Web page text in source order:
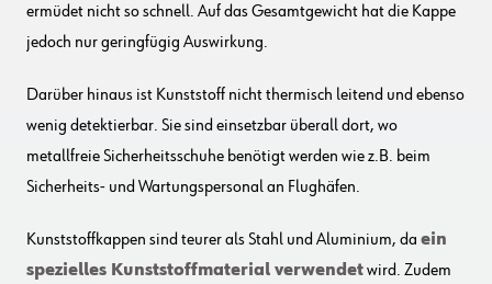
ermüdet nicht so schnell. Auf das Gesamtgewicht hat die Kappe
jedoch nur geringfügig Auswirkung.
Darüber hinaus ist Kunststoff nicht thermisch leitend und ebenso
wenig detektierbar. Sie sind einsetzbar überall dort, wo
metallfreie Sicherheitsschuhe benötigt werden wie z.B. beim
Sicherheits- und Wartungspersonal an Flughäfen.
Kunststoffkappen sind teurer als Stahl und Aluminium, da ein
spezielles Kunststoffmaterial verwendetwird. Zudem